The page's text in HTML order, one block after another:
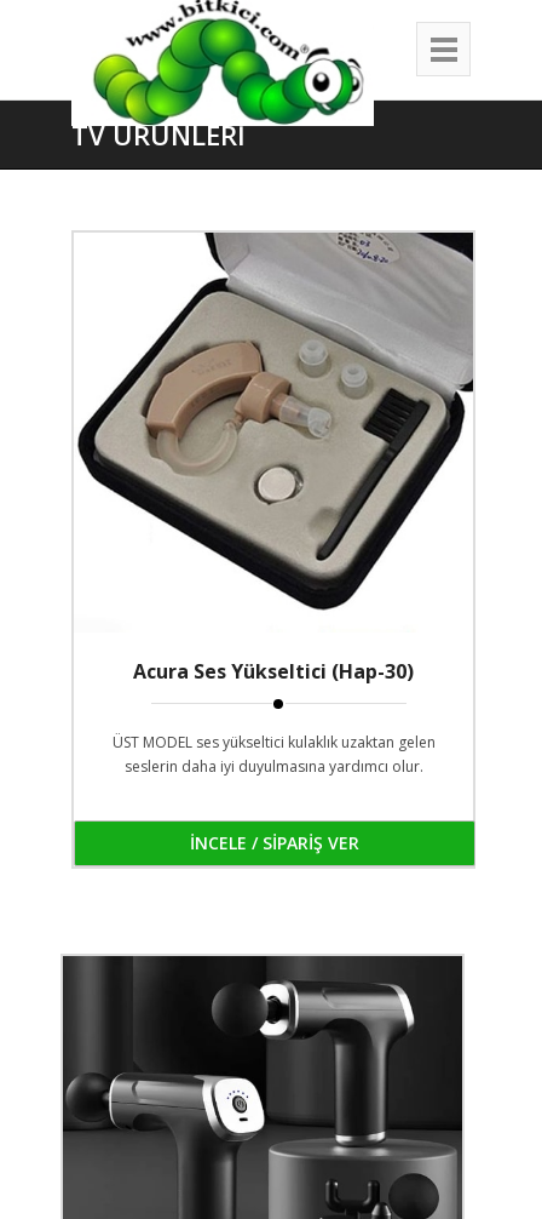
TV ÜRÜNLERİ
Acura Ses Yükseltici (Hap-30)
ÜST MODEL ses yükseltici kulaklık uzaktan gelen
seslerin daha iyi duyulmasına yardımcı olur.
İNCELE / SİPARİŞ VER